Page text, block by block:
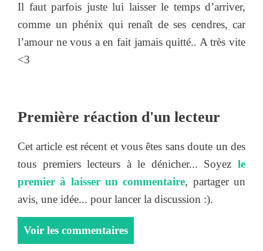
Il faut parfois juste lui laisser le temps d’arriver,
comme un phénix qui renaît de ses cendres, car
l’amour ne vous a en fait jamais quitté.. A très vite
<3
Première réaction d'un lecteur
Cet article est récent et vous êtes sans doute un des
tous premiers lecteurs à le dénicher... Soyez le
premier à laisser un commentaire, partager un
avis, une idée... pour lancer la discussion :).
Voir les commentaires